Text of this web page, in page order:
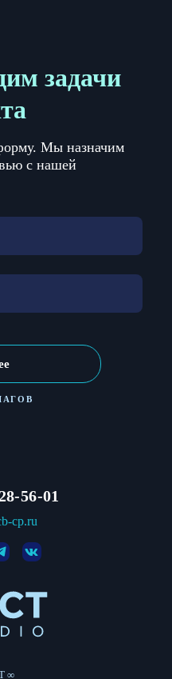
задачи
Мы назначим
с нашей
∞
56-01
cp.ru